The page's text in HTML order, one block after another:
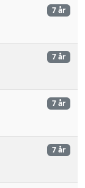
7 år
7 år
7 år
7 år